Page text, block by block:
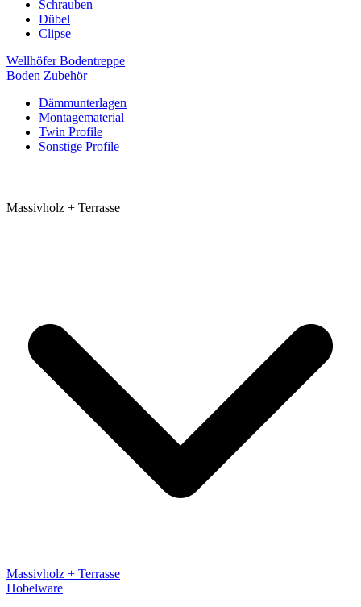
Schrauben
Dübel
Clipse
Wellhöfer Bodentreppe
Boden Zubehör
Dämmunterlagen
Montagematerial
Twin Profile
Sonstige Profile
Massivholz + Terrasse
Massivholz + Terrasse
Hobelware